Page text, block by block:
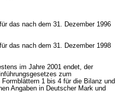
das nach dem 31. Dezember 1996
das nach dem 31. Dezember 1998
im Jahre 2001 endet, der
zum
1 bis 4 für die Bilanz und
Angaben in Deutscher Mark und